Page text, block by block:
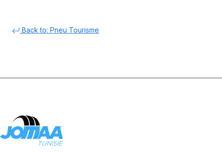
Back to: Pneu Tourisme